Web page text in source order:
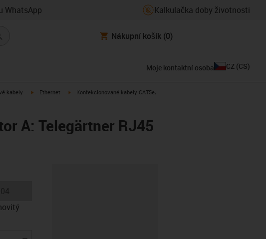
WhatsApp Kalkulačka doby životnosti
Nákupní košík (0)
Moje kontaktní osoba CZ (CS)
kabely igus-icon-arrow-right
Ethernet igus-icon-arrow-right
Konfekcionované kabely CAT5e,
A: Telegärtner RJ45